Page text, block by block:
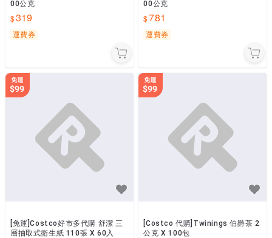
00公克
319
運費券
00公克
781
運費券
[免運]Costco好市多代購 舒潔 三
層抽取式衛生紙 110張 X 60入
[Costco 代購]Twinings 伯爵茶 2
公克 X 100包